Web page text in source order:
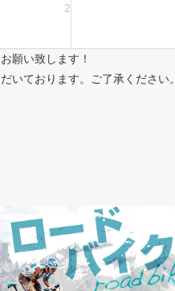
2
願い致します！
いております。ご了承ください。